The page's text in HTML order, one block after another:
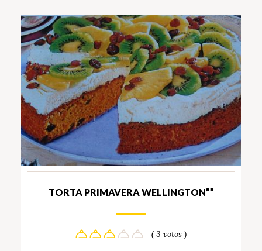
TORTA PRIMAVERA WELLINGTON””
( 3 votos )